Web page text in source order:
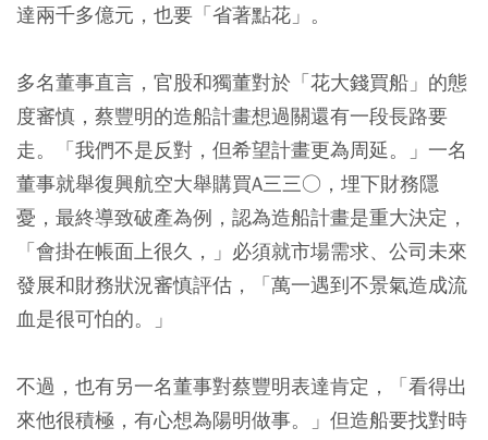
達兩千多億元，也要「省著點花」。
多名董事直言，官股和獨董對於「花大錢買船」的態
度審慎，蔡豐明的造船計畫想過關還有一段長路要
走。「我們不是反對，但希望計畫更為周延。」一名
董事就舉復興航空大舉購買A三三○，埋下財務隱
憂，最終導致破產為例，認為造船計畫是重大決定，
「會掛在帳面上很久，」必須就市場需求、公司未來
發展和財務狀況審慎評估，「萬一遇到不景氣造成流
血是很可怕的。」
不過，也有另一名董事對蔡豐明表達肯定，「看得出
來他很積極，有心想為陽明做事。」但造船要找對時